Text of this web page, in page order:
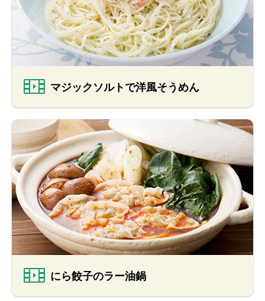
マジックソルトで洋風そうめん
にら餃子のラー油鍋